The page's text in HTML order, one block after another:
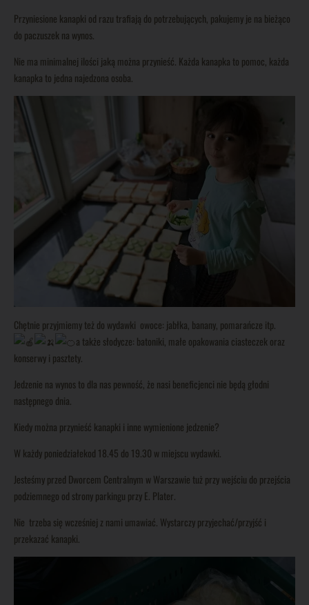
Przyniesione kanapki od razu trafiają do potrzebujących, pakujemy je na bieżąco
do paczuszek na wynos.
Nie ma minimalnej ilości jaką można przynieść. Każda kanapka to pomoc, każda
kanapka to jedna najedzona osoba.
Chętnie przyjmiemy też do wydawki owoce: jabłka, banany, pomarańcze itp.
a także słodycze: batoniki, małe opakowania ciasteczek oraz
konserwy i pasztety.
Jedzenie na wynos to dla nas pewność, że nasi beneficjenci nie będą głodni
następnego dnia.
Kiedy można przynieść kanapki i inne wymienione jedzenie?
W każdy poniedziałekod 18.45 do 19.30 w miejscu wydawki.
Jesteśmy przed Dworcem Centralnym w Warszawie tuż przy wejściu do przejścia
podziemnego od strony parkingu przy E. Plater.
Nie trzeba się wcześniej z nami umawiać. Wystarczy przyjechać/przyjść i
przekazać kanapki.